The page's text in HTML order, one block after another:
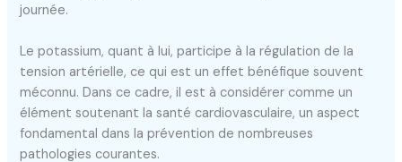
journée.
Le potassium, quant à lui, participe à la régulation de la
tension artérielle, ce qui est un effet bénéfique souvent
méconnu. Dans ce cadre, il est à considérer comme un
élément soutenant la santé cardiovasculaire, un aspect
fondamental dans la prévention de nombreuses
pathologies courantes.